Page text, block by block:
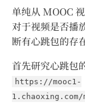
单纯从 MOOC
对于视频是否播
断有心跳包的存在
首先研究心跳包
https://mooc1-
1.chaoxing.com/